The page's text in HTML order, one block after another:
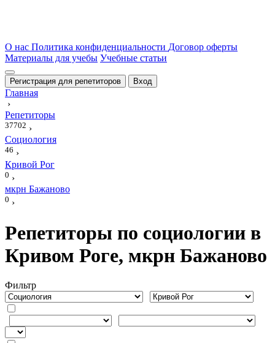
О нас Политика конфиденциальности Договор оферты
Материалы для учебы Учебные статьи
Регистрация для репетиторов Вход
Главная
›
Репетиторы
37702 ›
Социология
46 ›
Кривой Рог
0 ›
мкрн Бажаново
0 ›
Репетиторы по социологии в
Кривом Роге, мкрн Бажаново
Фильтр